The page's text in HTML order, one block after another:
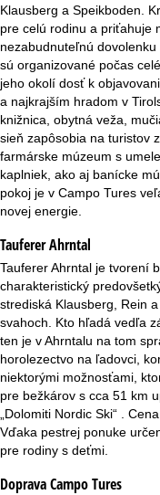
t
r
á
n
k
a
Klausberg a Speikboden.
pre celú rodinu a priťahuje
nezabudnuteľnú
sú organizované počas
jeho okolí dosť k
a najkrajším hradom v
knižnica, obytná veža,
sieň zapôsobia na turistov
farmárske múzeum s
kaplniek, ako aj banícke
pokoj je v Campo Tures
novej energie.
Tauferer Ahrntal
Tauferer Ahrntal je tvorení
charakteristický
strediská Klausberg, Rein
svahoch. Kto hľadá vedľa
ten je v Ahrntalu na tom
horolezectvo na ľadovci,
niektorými možnosťami,
pre bežkárov s cca 51 km
„Dolomiti Nordic Ski“ .
Vďaka pestrej ponuke
pre rodiny s deťmi.
Doprava Campo Tures